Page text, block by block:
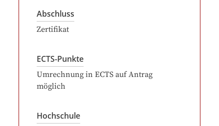
Abschluss
Zertifikat
ECTS-Punkte
Umrechnung in ECTS auf Antrag
möglich
Hochschule